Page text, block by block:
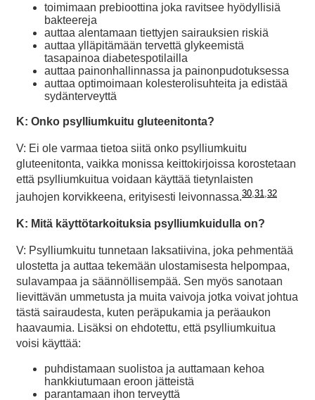
toimimaan prebioottina joka ravitsee hyödyllisiä
bakteereja
auttaa alentamaan tiettyjen sairauksien riskiä
auttaa ylläpitämään tervettä glykeemistä
tasapainoa diabetespotilailla
auttaa painonhallinnassa ja painonpudotuksessa
auttaa optimoimaan kolesterolisuhteita ja edistää
sydänterveyttä
K: Onko psylliumkuitu gluteenitonta?
V: Ei ole varmaa tietoa siitä onko psylliumkuitu
gluteenitonta, vaikka monissa keittokirjoissa korostetaan
että psylliumkuitua voidaan käyttää tietynlaisten
jauhojen korvikkeena, erityisesti leivonnassa.30 31 32
K: Mitä käyttötarkoituksia psylliumkuidulla on?
V: Psylliumkuitu tunnetaan laksatiivina, joka pehmentää
ulostetta ja auttaa tekemään ulostamisesta helpompaa,
sulavampaa ja säännöllisempää. Sen myös sanotaan
lievittävän ummetusta ja muita vaivoja jotka voivat johtua
tästä sairaudesta, kuten peräpukamia ja peräaukon
haavaumia. Lisäksi on ehdotettu, että psylliumkuitua
voisi käyttää:
puhdistamaan suolistoa ja auttamaan kehoa
hankkiutumaan eroon jätteistä
parantamaan ihon terveyttä